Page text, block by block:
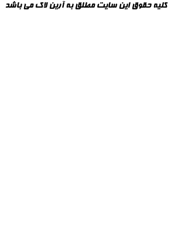
کلیه حقوق این سایت مطلق به آرین لاک می باشد